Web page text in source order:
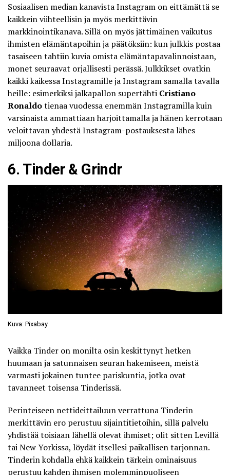
Sosiaalisen median kanavista Instagram on eittämättä se
kaikkein viihteellisin ja myös merkittävin
markkinointikanava. Sillä on myös jättimäinen vaikutus
ihmisten elämäntapoihin ja päätöksiin: kun julkkis postaa
tasaiseen tahtiin kuvia omista elämäntapavalinnoistaan,
monet seuraavat orjallisesti perässä. Julkkikset ovatkin
kaikki kaikessa Instagramille ja Instagram samalla tavalla
heille: esimerkiksi jalkapallon supertähti Cristiano
Ronaldotienaavuodessa enemmän Instagramilla kuin
varsinaista ammattiaan harjoittamalla ja hänen kerrotaan
veloittavan yhdestä Instagram-postauksesta lähes
miljoona dollaria.
6. Tinder & Grindr
Kuva: Pixabay
Vaikka Tinder on monilta osin keskittynyt hetken
huumaan ja satunnaisen seuran hakemiseen, meistä
varmasti jokainen tuntee pariskuntia, jotka ovat
tavanneet toisensa Tinderissä.
Perinteiseen nettideittailuun verrattuna Tinderin
merkittävin ero perustuu sijaintitietoihin, sillä palvelu
yhdistää toisiaan lähellä olevat ihmiset; olit sitten Levillä
tai New Yorkissa, löydät itsellesi paikallisen tarjonnan.
Tinderin kohdalla ehkä kaikkein tärkein ominaisuus
perustuu kahden ihmisen molemminpuoliseen